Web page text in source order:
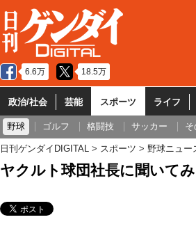
6.6万 18.5万
政治/社会 芸能 スポーツ ライフ
野球 ゴルフ 格闘技 サッカー そ
日刊ゲンダイDIGITAL スポーツ 野球ニュー
ヤクルト球団社長に聞いて